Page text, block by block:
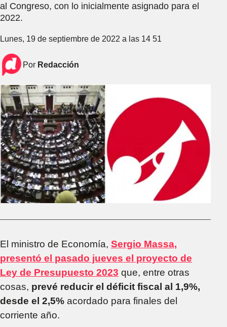
al Congreso, con lo inicialmente asignado para el
2022.
Lunes, 19 de septiembre de 2022 a las 14 51
Por Redacción
El ministro de Economía, Sergio Massa,
presentó el pasado jueves el proyecto de
Ley de Presupuesto 2023 que, entre otras
cosas, prevé reducir el déficit fiscal al 1,9%,
desde el 2,5% acordado para finales del
corriente año.